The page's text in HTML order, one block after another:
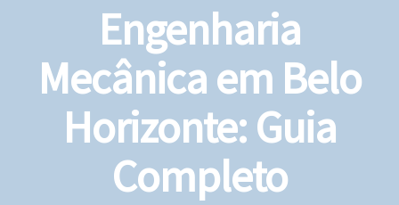
Engenharia
Mecânica em Belo
Horizonte: Guia
Completo